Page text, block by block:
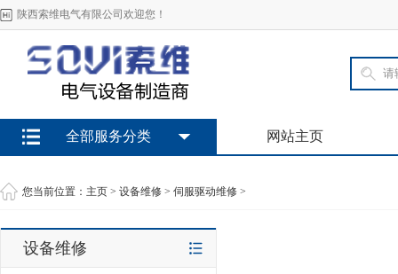
陕西索维电气有限公司欢迎您！
网站主页
全部服务分类
您当前位置： 主页 > 设备维修 > 伺服驱动维修 >
设备维修